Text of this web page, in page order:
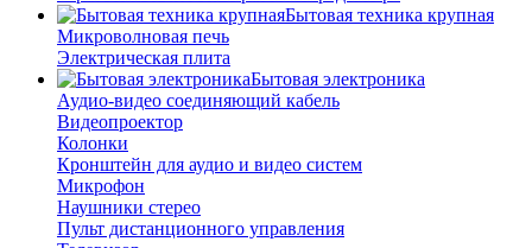
Бытовая техника крупная
Микроволновая печь
Электрическая плита
Бытовая электроника
Аудио-видео соединяющий кабель
Видеопроектор
Колонки
Кронштейн для аудио и видео систем
Микрофон
Наушники стерео
Пульт дистанционного управления